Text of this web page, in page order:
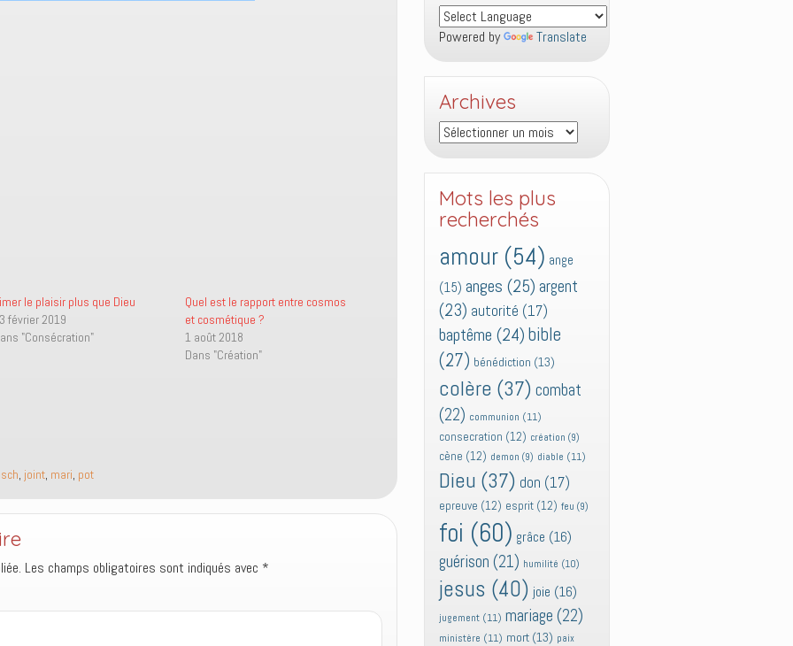
le plaisir plus que Dieu
février 2019
"Consécration"
Quel est le rapport entre cosmos
et cosmétique ?
1 août 2018
Dans "Création"
, joint, mari, pot
Les champs obligatoires sont indiqués avec *
Powered by Translate
Archives
Archives
Mots les plus
recherchés
amour (54) ange
(15) anges (25) argent
(23) autorité (17)
baptême (24) bible
(27) bénédiction (13)
colère (37) combat
(22) communion (11)
consecration (12) création (9)
cène (12) demon (9) diable (11)
Dieu (37) don (17)
epreuve (12) esprit (12) feu (9)
foi (60) grâce (16)
guérison (21) humilité (10)
jesus (40) joie (16)
jugement (11) mariage (22)
ministère (11) mort (13) paix